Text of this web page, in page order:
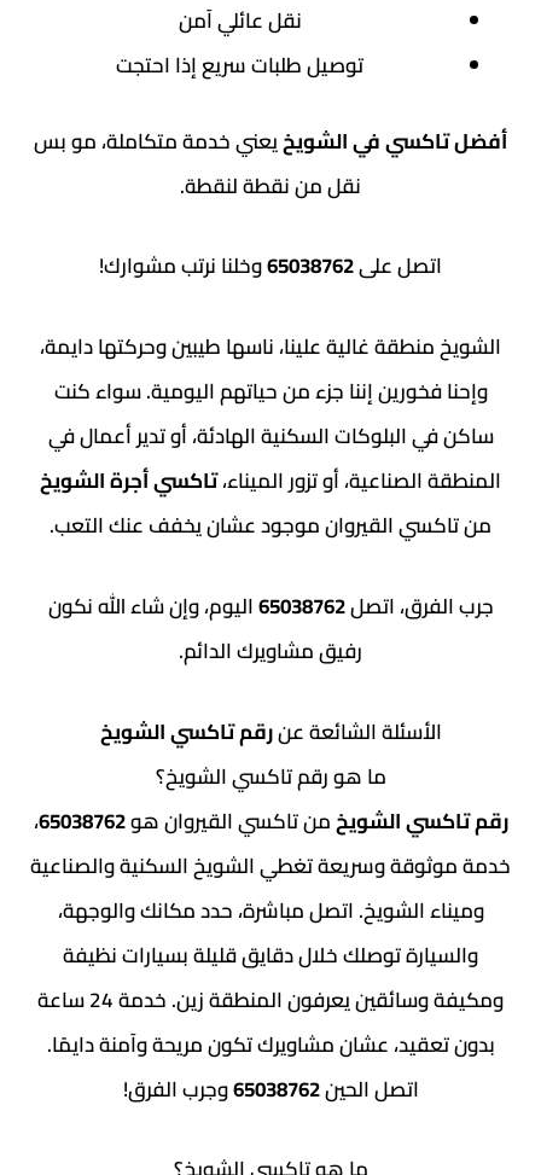
نقل عائلي آمن
توصيل طلبات سريع إذا احتجت
في الشويخيعني خدمة متكاملة، مو بس
نقل من نقطة لنقطة.
65038762وخلنا نرتب مشوارك!
غالية علينا، ناسها طيبين وحركتها دايمة،
إننا جزء من حياتهم اليومية. سواء كنت
البلوكات السكنية الهادئة، أو تدير أعمال في
أو تزور الميناء،تاكسي أجرة الشويخ
القيروان موجود عشان يخفف عنك التعب.
اتصل65038762اليوم، وإن شاء الله نكون
رفيق مشاويرك الدائم.
الشائعة عنرقم تاكسي الشويخ
ما هو رقم تاكسي الشويخ؟
الشويخمن تاكسي القيروان هو65038762،
وسريعة تغطي الشويخ السكنية والصناعية
الشويخ. اتصل مباشرة، حدد مكانك والوجهة،
توصلك خلال دقايق قليلة بسيارات نظيفة
ومكيفة وسائقين يعرفون المنطقة زين. خدمة 24 ساعة
عشان مشاويرك تكون مريحة وآمنة دايمًا.
65038762وجرب الفرق!